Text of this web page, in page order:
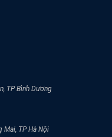
TP Bình Dương
Mai, TP Hà Nội